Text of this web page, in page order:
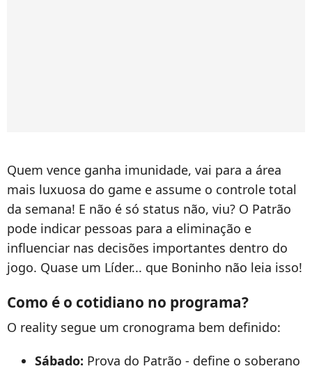
Quem vence ganha imunidade, vai para a área
mais luxuosa do game e assume o controle total
da semana! E não é só status não, viu? O Patrão
pode indicar pessoas para a eliminação e
influenciar nas decisões importantes dentro do
jogo. Quase um Líder... que Boninho não leia isso!
Como é o cotidiano no programa?
O reality segue um cronograma bem definido:
Sábado: Prova do Patrão - define o soberano